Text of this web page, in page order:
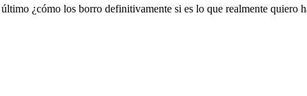
¿cómo los borro definitivamente si es lo que realmente quiero